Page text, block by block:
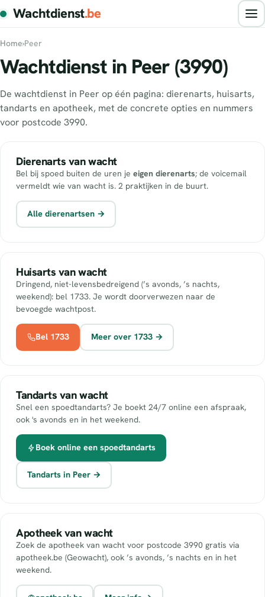
Wachtdienst.be
Home›Peer
Wachtdienst in Peer (3990)
De wachtdienst in Peer op één pagina: dierenarts, huisarts,
tandarts en apotheek, met de concrete opties en nummers
voor postcode 3990.
Dierenarts van wacht
Bel bij spoed buiten de uren je eigen dierenarts; de voicemail
vermeldt wie van wacht is. 2 praktijken in de buurt.
Alle dierenartsen →
Huisarts van wacht
Dringend, niet-levensbedreigend (’s avonds, ’s nachts,
weekend): bel 1733. Je wordt doorverwezen naar de
bevoegde wachtpost.
Bel 1733 Meer over 1733 →
Tandarts van wacht
Snel een spoedtandarts? Je boekt 24/7 online een afspraak,
ook 's avonds en in het weekend.
Boek online een spoedtandarts
Tandarts in Peer →
Apotheek van wacht
Zoek de apotheek van wacht voor postcode 3990 gratis via
apotheek.be (Geowacht), ook ’s avonds, ’s nachts en in het
weekend.